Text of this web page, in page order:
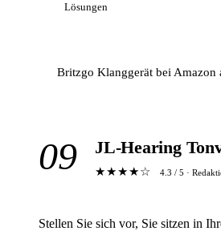
Lösungen
Britzgo Klanggerät bei Amazon
09 JL-Hearing
★★★★☆ 4.3 / 5 ·
Stellen Sie sich vor, Sie sitzen in